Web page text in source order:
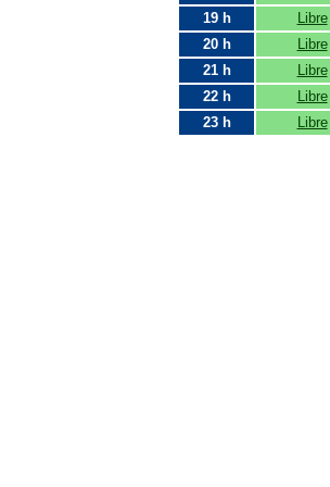
19 h
Libre
20 h
Libre
21 h
Libre
22 h
Libre
23 h
Libre